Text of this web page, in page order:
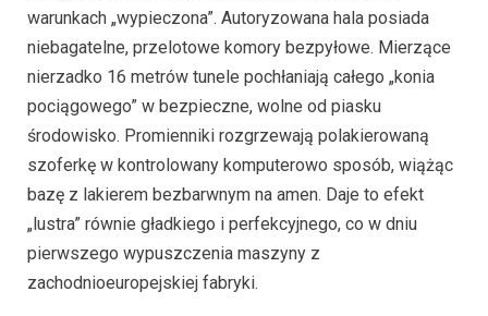
warunkach „wypieczona”. Autoryzowana hala posiada
niebagatelne, przelotowe komory bezpyłowe. Mierzące
nierzadko 16 metrów tunele pochłaniają całego „konia
pociągowego” w bezpieczne, wolne od piasku
środowisko. Promienniki rozgrzewają polakierowaną
szoferkę w kontrolowany komputerowo sposób, wiążąc
bazę z lakierem bezbarwnym na amen. Daje to efekt
„lustra” równie gładkiego i perfekcyjnego, co w dniu
pierwszego wypuszczenia maszyny z
zachodnioeuropejskiej fabryki.